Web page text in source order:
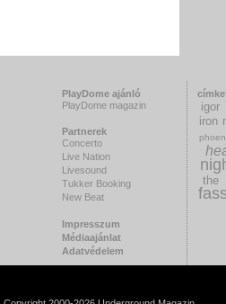
PlayDome ajánló
PlayDome magazin
Partnerek
Concerto
Live Nation
Livesound
Tukker Booking
New Beat
Impresszum
Médiaajánlat
Adatvédelem
igor
iron
the